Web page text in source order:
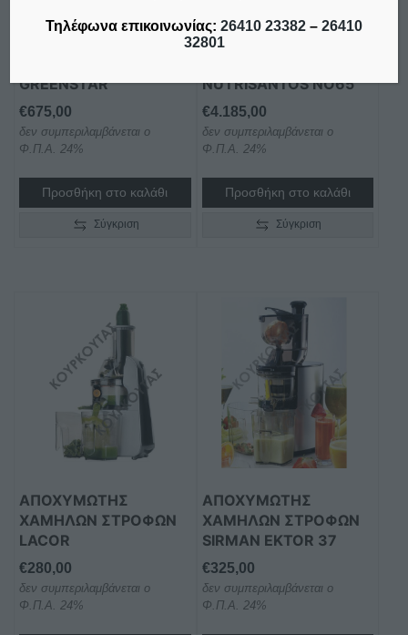
ΑΠΟΧΥΜΩΤΗΣ ΔΙΠΛΩΝ
GREENSTAR
€675,00
δεν συμπεριλαμβάνεται ο
Φ.Π.Α. 24%
Προσθήκη στο καλάθι
Σύγκριση
ΑΠΟΧΥΜΩΤΉΣ ΚΡΎΑΣ
NUTRISANTOS NO65
€4.185,00
δεν συμπεριλαμβάνεται ο
Φ.Π.Α. 24%
Προσθήκη στο καλάθι
Σύγκριση
ΑΠΟΧΥΜΩΤΗΣ
ΧΑΜΗΛΩΝ ΣΤΡΟΦΩΝ
LACOR
€280,00
δεν συμπεριλαμβάνεται ο
Φ.Π.Α. 24%
ΑΠΟΧΥΜΩΤΗΣ
ΧΑΜΗΛΩΝ ΣΤΡΟΦΩΝ
SIRMAN EKTOR 37
€325,00
δεν συμπεριλαμβάνεται ο
Φ.Π.Α. 24%
Τηλέφωνα επικοινωνίας: 26410 23382 – 26410
32801